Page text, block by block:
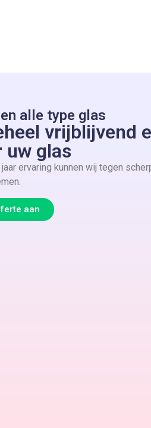
alle type glas
vrijblijvend
uw glas
ervaring kunnen wij tegen
aan